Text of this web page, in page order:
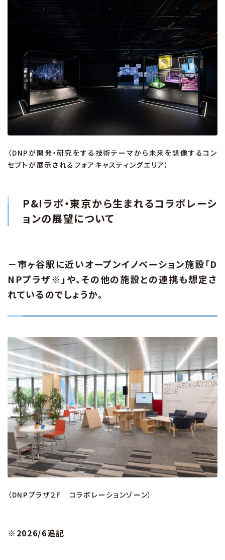
（DNPが開発・研究をする技術テーマから未来を想像するコン
セプトが展示されるフォアキャスティングエリア）
P&Iラボ・東京から生まれるコラボレーシ
ョンの展望について
－市ヶ谷駅に近いオープンイノベーション施設「D
NPプラザ※」や、その他の施設との連携も想定さ
れているのでしょうか。
（DNPプラザ２F コラボレーションゾーン）
※2026/6追記